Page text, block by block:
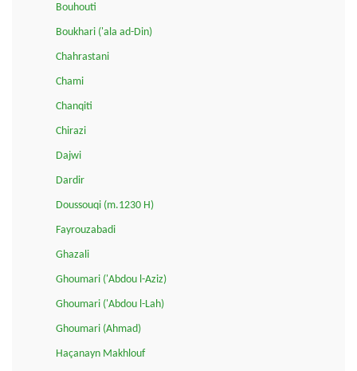
Bouhouti
Boukhari ('ala ad-Din)
Chahrastani
Chami
Chanqiti
Chirazi
Dajwi
Dardir
Doussouqi (m.1230 H)
Fayrouzabadi
Ghazali
Ghoumari ('Abdou l-Aziz)
Ghoumari ('Abdou l-Lah)
Ghoumari (Ahmad)
Haçanayn Makhlouf